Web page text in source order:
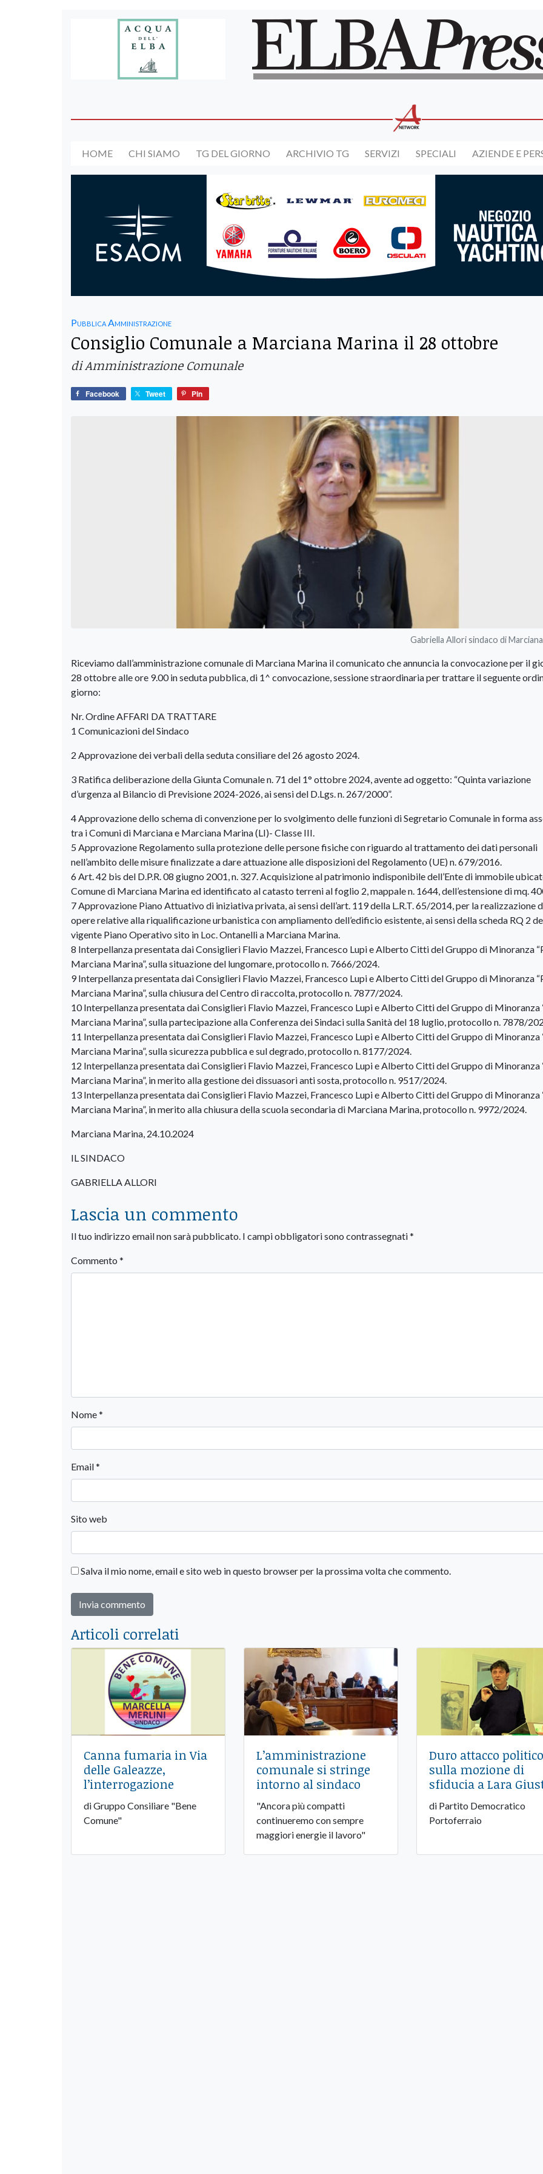
HOME CHI SIAMO TG DEL GIORNO ARCHIVIO TG SERVIZI SPECIALI AZIENDE E
Pubblica Amministrazione
Consiglio Comunale a Marciana Marina il 28 ottobre
di Amministrazione Comunale
Facebook Tweet Pin
Gabriella Allori sindaco di
Riceviamo dall’amministrazione comunale di Marciana Marina il comunicato che annuncia la convocazione per il
28 ottobre alle ore 9.00 in seduta pubblica, di 1^ convocazione, sessione straordinaria per trattare il seguente
giorno:
Nr. Ordine AFFARI DA TRATTARE
1 Comunicazioni del Sindaco
2 Approvazione dei verbali della seduta consiliare del 26 agosto 2024.
3 Ratifica deliberazione della Giunta Comunale n. 71 del 1° ottobre 2024, avente ad oggetto: “Quinta variazione
d’urgenza al Bilancio di Previsione 2024-2026, ai sensi del D.Lgs. n. 267/2000”.
4 Approvazione dello schema di convenzione per lo svolgimento delle funzioni di Segretario Comunale in forma
tra i Comuni di Marciana e Marciana Marina (LI)- Classe III.
5 Approvazione Regolamento sulla protezione delle persone fisiche con riguardo al trattamento dei dati personali
nell’ambito delle misure finalizzate a dare attuazione alle disposizioni del Regolamento (UE) n. 679/2016.
6 Art. 42 bis del D.P.R. 08 giugno 2001, n. 327. Acquisizione al patrimonio indisponibile dell’Ente di immobile
Comune di Marciana Marina ed identificato al catasto terreni al foglio 2, mappale n. 1644, dell’estensione di mq.
7 Approvazione Piano Attuativo di iniziativa privata, ai sensi dell’art. 119 della L.R.T. 65/2014, per la realizzazione
opere relative alla riqualificazione urbanistica con ampliamento dell’edificio esistente, ai sensi della scheda RQ 2
vigente Piano Operativo sito in Loc. Ontanelli a Marciana Marina.
8 Interpellanza presentata dai Consiglieri Flavio Mazzei, Francesco Lupi e Alberto Citti del Gruppo di Minoranza
Marciana Marina”, sulla situazione del lungomare, protocollo n. 7666/2024.
9 Interpellanza presentata dai Consiglieri Flavio Mazzei, Francesco Lupi e Alberto Citti del Gruppo di Minoranza
Marciana Marina”, sulla chiusura del Centro di raccolta, protocollo n. 7877/2024.
10 Interpellanza presentata dai Consiglieri Flavio Mazzei, Francesco Lupi e Alberto Citti del Gruppo di Minoranza
Marciana Marina”, sulla partecipazione alla Conferenza dei Sindaci sulla Sanità del 18 luglio, protocollo n. 7878/
11 Interpellanza presentata dai Consiglieri Flavio Mazzei, Francesco Lupi e Alberto Citti del Gruppo di Minoranza
Marciana Marina”, sulla sicurezza pubblica e sul degrado, protocollo n. 8177/2024.
12 Interpellanza presentata dai Consiglieri Flavio Mazzei, Francesco Lupi e Alberto Citti del Gruppo di Minoranza
Marciana Marina”, in merito alla gestione dei dissuasori anti sosta, protocollo n. 9517/2024.
13 Interpellanza presentata dai Consiglieri Flavio Mazzei, Francesco Lupi e Alberto Citti del Gruppo di Minoranza
Marciana Marina”, in merito alla chiusura della scuola secondaria di Marciana Marina, protocollo n. 9972/2024.
Marciana Marina, 24.10.2024
IL SINDACO
GABRIELLA ALLORI
Lascia un commento
Il tuo indirizzo email non sarà pubblicato. I campi obbligatori sono contrassegnati*
Commento *
Nome*
Email*
Sito web
Salva il mio nome, email e sito web in questo browser per la prossima volta che commento.
Articoli correlati
Canna fumaria in Via
delle Galeazze,
l’interrogazione
di Gruppo Consiliare "Bene
Comune"
L’amministrazione
comunale si stringe
intorno al sindaco
"Ancora più compatti
continueremo con sempre
maggiori energie il lavoro"
Duro attacco politico
sulla mozione di
sfiducia a Lara
di Partito Democratico
Portoferraio